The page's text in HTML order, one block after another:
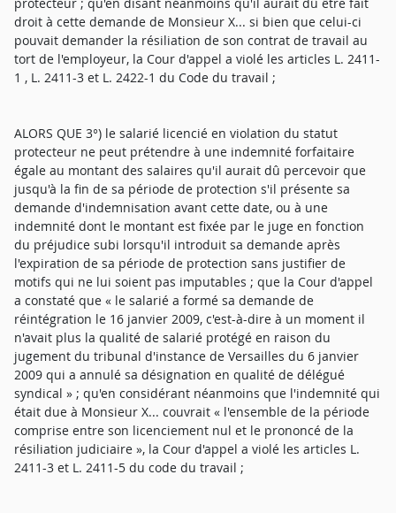
droit à cette demande de Monsieur X... si bien que celui-ci
pouvait demander la résiliation de son contrat de travail au
tort de l'employeur, la Cour d'appel a violé les articles L. 2411-
1 , L. 2411-3 et L. 2422-1 du Code du travail ;
ALORS QUE 3°) le salarié licencié en violation du statut
protecteur ne peut prétendre à une indemnité forfaitaire
égale au montant des salaires qu'il aurait dû percevoir que
jusqu'à la fin de sa période de protection s'il présente sa
demande d'indemnisation avant cette date, ou à une
indemnité dont le montant est fixée par le juge en fonction
du préjudice subi lorsqu'il introduit sa demande après
l'expiration de sa période de protection sans justifier de
motifs qui ne lui soient pas imputables ; que la Cour d'appel
a constaté que « le salarié a formé sa demande de
réintégration le 16 janvier 2009, c'est-à-dire à un moment il
n'avait plus la qualité de salarié protégé en raison du
jugement du tribunal d'instance de Versailles du 6 janvier
2009 qui a annulé sa désignation en qualité de délégué
syndical » ; qu'en considérant néanmoins que l'indemnité qui
était due à Monsieur X... couvrait « l'ensemble de la période
comprise entre son licenciement nul et le prononcé de la
résiliation judiciaire », la Cour d'appel a violé les articles L.
2411-3 et L. 2411-5 du code du travail ;